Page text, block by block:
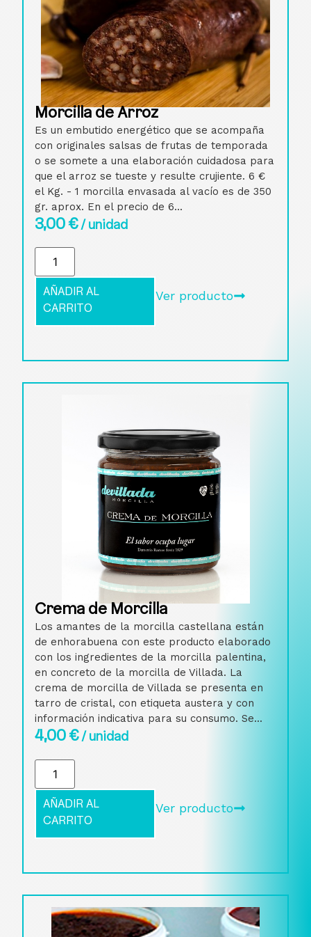
Morcilla de Arroz
Es un embutido energético que se acompaña
con originales salsas de frutas de temporada
o se somete a una elaboración cuidadosa para
que el arroz se tueste y resulte crujiente. 6 €
el Kg. - 1 morcilla envasada al vacío es de 350
gr. aprox. En el precio de 6...
3,00€/ unidad
AÑADIR AL
CARRITO
Ver producto
Crema de Morcilla
Los amantes de la morcilla castellana están
de enhorabuena con este producto elaborado
con los ingredientes de la morcilla palentina,
en concreto de la morcilla de Villada. La
crema de morcilla de Villada se presenta en
tarro de cristal, con etiqueta austera y con
información indicativa para su consumo. Se...
4,00€/ unidad
AÑADIR AL
CARRITO
Ver producto